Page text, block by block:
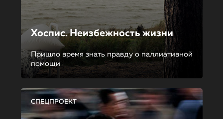
Хоспис. Неизбежность жизни
Пришло время знать правду о паллиативной
помощи
СПЕЦПРОЕКТ